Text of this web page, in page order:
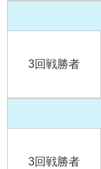
3回戦勝者
3回戦勝者